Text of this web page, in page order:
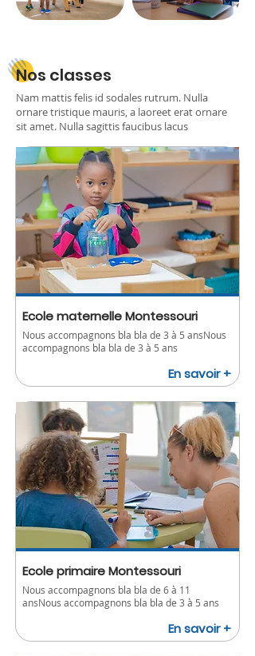
Nos classes
Nam mattis felis id sodales rutrum. Nulla
ornare tristique mauris, a laoreet erat ornare
sit amet. Nulla sagittis faucibus lacus
Ecole maternelle Montessouri
Nous accompagnons bla bla de 3 à 5 ansNous
accompagnons bla bla de 3 à 5 ans
En savoir +
Ecole primaire Montessouri
Nous accompagnons bla bla de 6 à 11
ansNous accompagnons bla bla de 3 à 5 ans
En savoir +